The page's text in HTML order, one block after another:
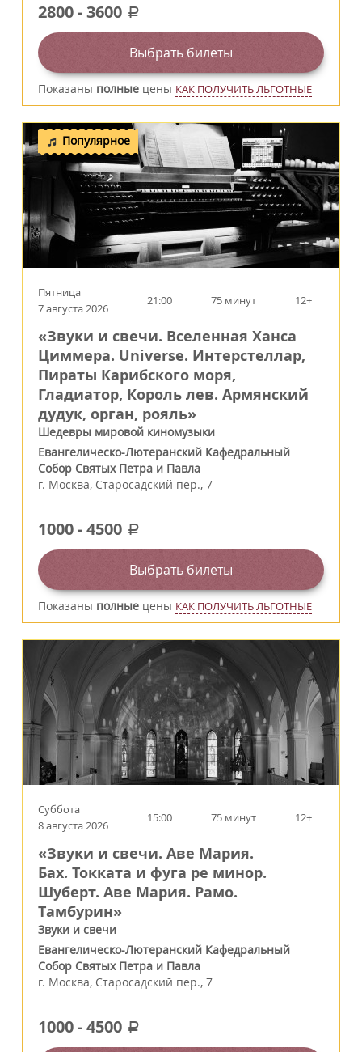
2800-3600 a
Выбрать билеты
Показаны полные цены КАК ПОЛУЧИТЬ ЛЬГОТНЫЕ
Популярное
Пятница
7 августа 2026
21:00 75 минут 12+
«Звуки и свечи. Вселенная Ханса
Циммера. Universe. Интерстеллар,
Пираты Карибского моря,
Гладиатор, Король лев. Армянский
дудук, орган, рояль»
Шедевры мировой киномузыки
Евангелическо-Лютеранский Кафедральный
Собор Святых Петра и Павла
г. Москва, Старосадский пер., 7
1000-4500 a
Выбрать билеты
Показаны полные цены КАК ПОЛУЧИТЬ ЛЬГОТНЫЕ
Суббота
8 августа 2026
15:00 75 минут 12+
«Звуки и свечи. Аве Мария.
Бах. Токката и фуга ре минор.
Шуберт. Аве Мария. Рамо.
Тамбурин»
Звуки и свечи
Евангелическо-Лютеранский Кафедральный
Собор Святых Петра и Павла
г. Москва, Старосадский пер., 7
1000-4500 a